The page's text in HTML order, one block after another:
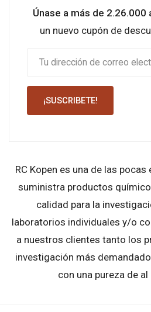
Únase a más de 2.26.000
un nuevo cupón de
¡SUSCRIBETE!
RC Kopen es una de las
suministra productos
calidad para la
laboratorios individuales y/o
a nuestros clientes tanto los
investigación más
con una pureza de